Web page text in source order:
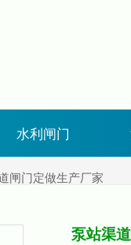
水利闸门
闸门定做生产厂家
泵站渠